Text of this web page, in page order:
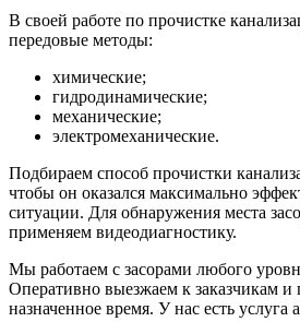
В своей работе по прочистке
передовые методы:
химические;
гидродинамические;
механические;
электромеханические.
Подбираем способ прочистки
чтобы он оказался максимально
ситуации. Для обнаружения места
применяем видеодиагностику.
Мы работаем с засорами любого
Оперативно выезжаем к заказчикам и
назначенное время. У нас есть услуга